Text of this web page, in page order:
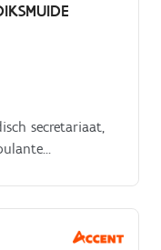
secretariaat,
afspraken;. Je
beide artsen